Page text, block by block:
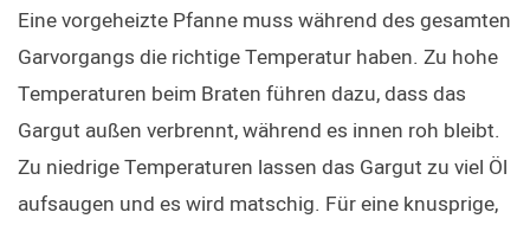
Eine vorgeheizte Pfanne muss während des gesamten
Garvorgangs die richtige Temperatur haben. Zu hohe
Temperaturen beim Braten führen dazu, dass das
Gargut außen verbrennt, während es innen roh bleibt.
Zu niedrige Temperaturen lassen das Gargut zu viel Öl
aufsaugen und es wird matschig. Für eine knusprige,